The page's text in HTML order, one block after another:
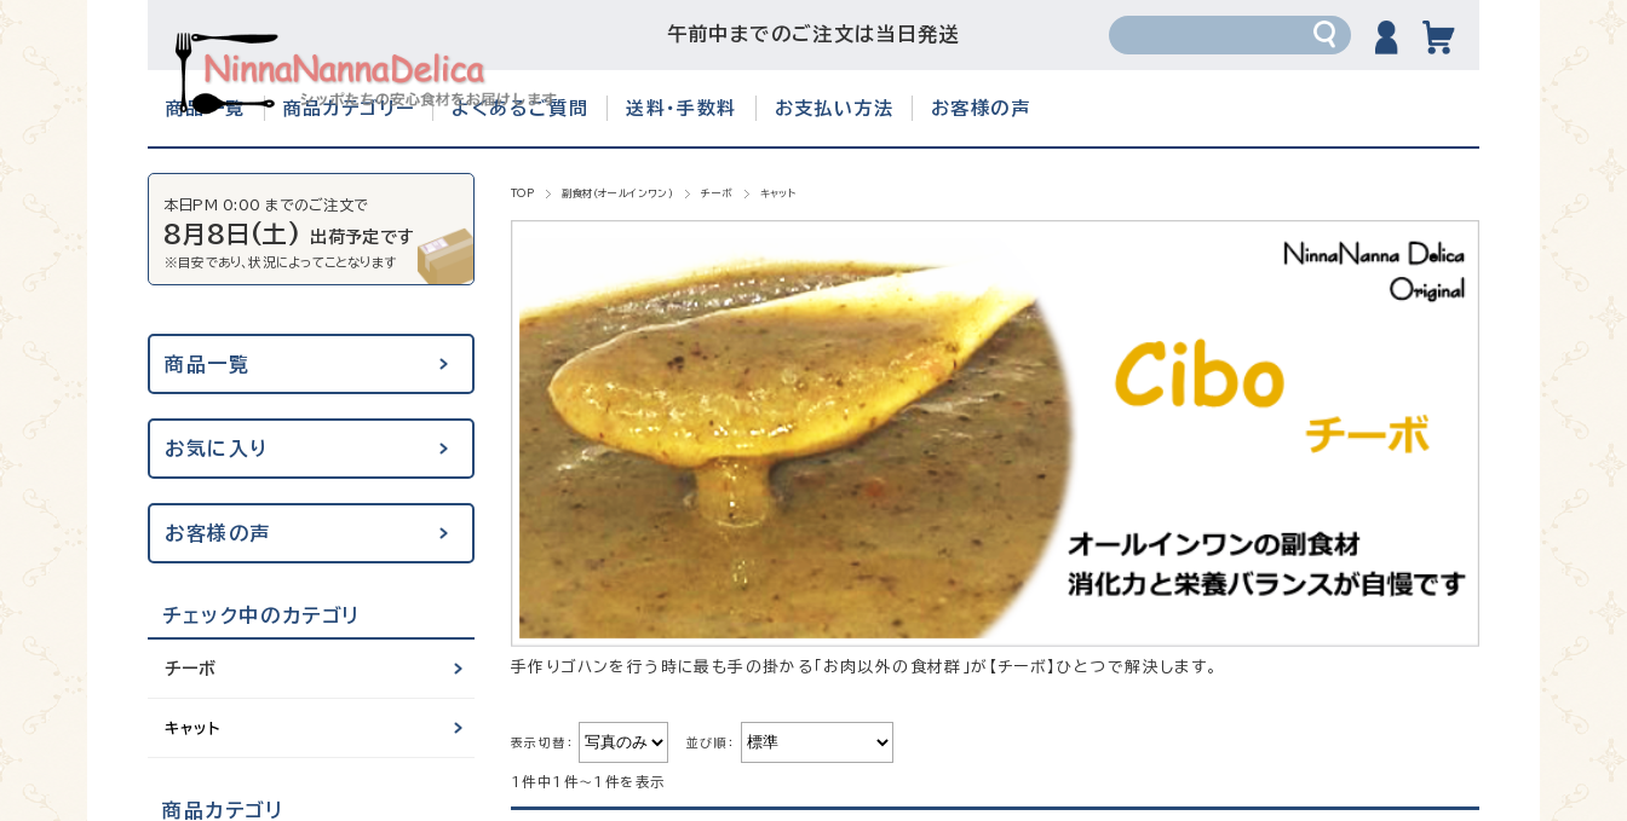
午前中までのご注文は当日発送
商品一覧 商品カテゴリー よくあるご質問 送料・手数料 お支払い方法 お客様の声
TOP 副食材（オールインワン） チーボ キャット
手作りゴハンを行う時に最も手の掛かる「お肉以外の食材群」が【チーボ】ひとつで解決します。
表示切替： 並び順：
1件中1件～1件を表示
本日PM 0:00 までのご注文で
8月8日(土) 出荷予定です
商品一覧
お気に入り
お客様の声
チェック中のカテゴリ
チーボ
キャット
商品カテゴリ